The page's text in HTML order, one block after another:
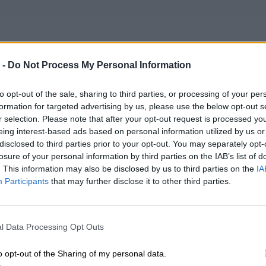
- Do Not Process My Personal Information
opt-out of the sale, sharing to third parties, or processing of your
for targeted advertising by us, please use the below opt-out
selection. Please note that after your opt-out request is processed
interest-based ads based on personal information utilized by us
to third parties prior to your opt-out. You may separately
of your personal information by third parties on the IAB’s list of
This information may also be disclosed by us to third parties on the
Participants that may further disclose it to other third parties.
Data Processing Opt Outs
opt-out of the Sharing of my personal data.
zamówienia od 5-14 dni.
kompatybilności baterii prosimy o kontakt, w celu
INFORMACJE
Lenovo